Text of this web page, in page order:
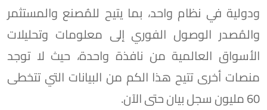
ودولية في نظام واحد، بما يتيح للمُصنع والمستثمر
والمُصدر الوصول الفوري إلى معلومات وتحليلات
الأسواق العالمية من نافذة واحدة، حيث لا توجد
منصات أخرى تتيح هذا الكم من البيانات التي تتخطى
60 مليون سجل بيان حتى الآن.